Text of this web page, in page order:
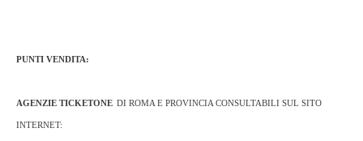
PUNTI VENDITA:
AGENZIE TICKETONE DI ROMA E PROVINCIA CONSULTABILI SUL SITO
INTERNET: